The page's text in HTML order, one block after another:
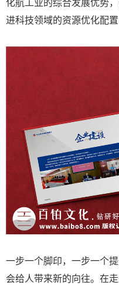
进科技领域的资源优化配
一步一个脚印，一步一个
会给人带来新的向往。在